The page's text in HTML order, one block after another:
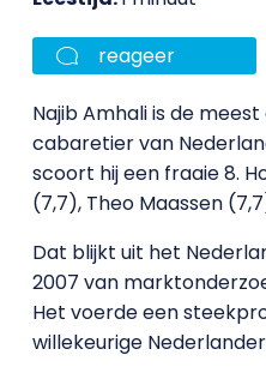
reageer
Najib Amhali is de
cabaretier van
scoort hij een fraaie 8.
(7,7), Theo Maassen
Dat blijkt uit het
2007 van
Het voerde een
willekeurige